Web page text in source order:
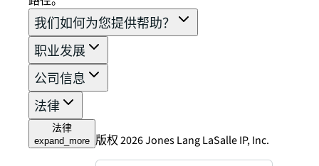
我们如何为您提供帮助？
职业发展
公司信息
法律
法律
expand_more 版权 2026 Jones Lang LaSalle IP, Inc.